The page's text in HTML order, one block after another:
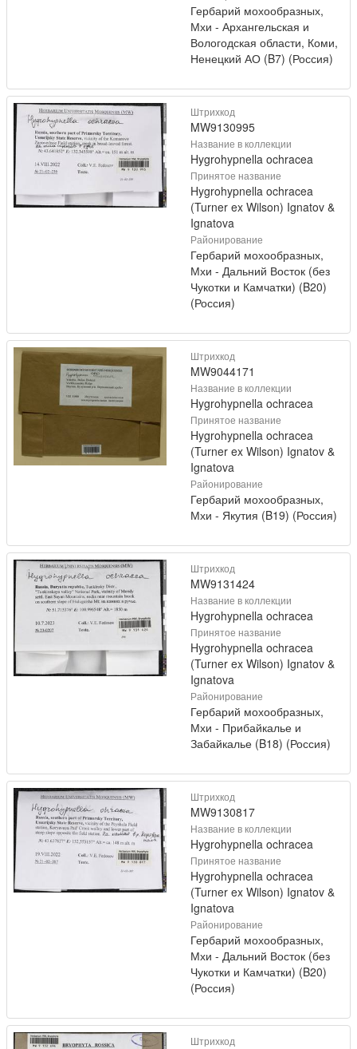
Гербарий мохообразных,
Мхи - Архангельская и
Вологодская области, Коми,
Ненецкий АО (B7) (Россия)
Штрихкод
MW9130995
Название в коллекции
Hygrohypnella ochracea
Принятое название
Hygrohypnella ochracea
(Turner ex Wilson) Ignatov &
Ignatova
Районирование
Гербарий мохообразных,
Мхи - Дальний Восток (без
Чукотки и Камчатки) (B20)
(Россия)
Штрихкод
MW9044171
Название в коллекции
Hygrohypnella ochracea
Принятое название
Hygrohypnella ochracea
(Turner ex Wilson) Ignatov &
Ignatova
Районирование
Гербарий мохообразных,
Мхи - Якутия (B19) (Россия)
Штрихкод
MW9131424
Название в коллекции
Hygrohypnella ochracea
Принятое название
Hygrohypnella ochracea
(Turner ex Wilson) Ignatov &
Ignatova
Районирование
Гербарий мохообразных,
Мхи - Прибайкалье и
Забайкалье (B18) (Россия)
Штрихкод
MW9130817
Название в коллекции
Hygrohypnella ochracea
Принятое название
Hygrohypnella ochracea
(Turner ex Wilson) Ignatov &
Ignatova
Районирование
Гербарий мохообразных,
Мхи - Дальний Восток (без
Чукотки и Камчатки) (B20)
(Россия)
Штрихкод